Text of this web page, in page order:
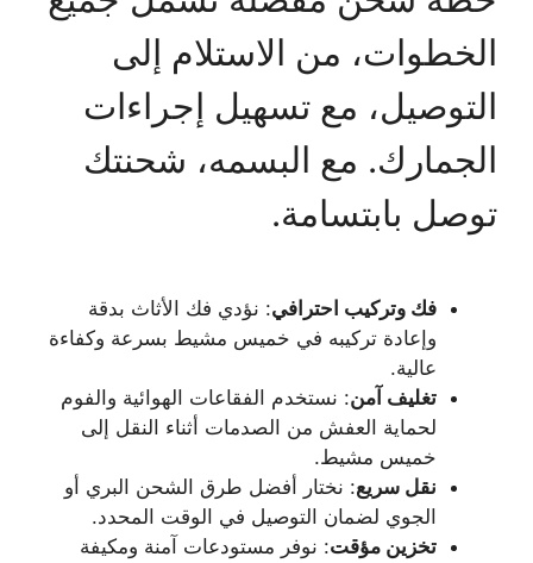
الخطوات، من الاستلام إلى
التوصيل، مع تسهيل إجراءات
الجمارك. مع البسمه، شحنتك
توصل بابتسامة.
فك وتركيب احترافي: نؤدي فك الأثاث بدقة
وإعادة تركيبه في خميس مشيط بسرعة وكفاءة
عالية.
تغليف آمن: نستخدم الفقاعات الهوائية والفوم
لحماية العفش من الصدمات أثناء النقل إلى
خميس مشيط.
نقل سريع: نختار أفضل طرق الشحن البري أو
الجوي لضمان التوصيل في الوقت المحدد.
تخزين مؤقت: نوفر مستودعات آمنة ومكيفة